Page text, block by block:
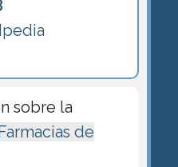
sobre la
de